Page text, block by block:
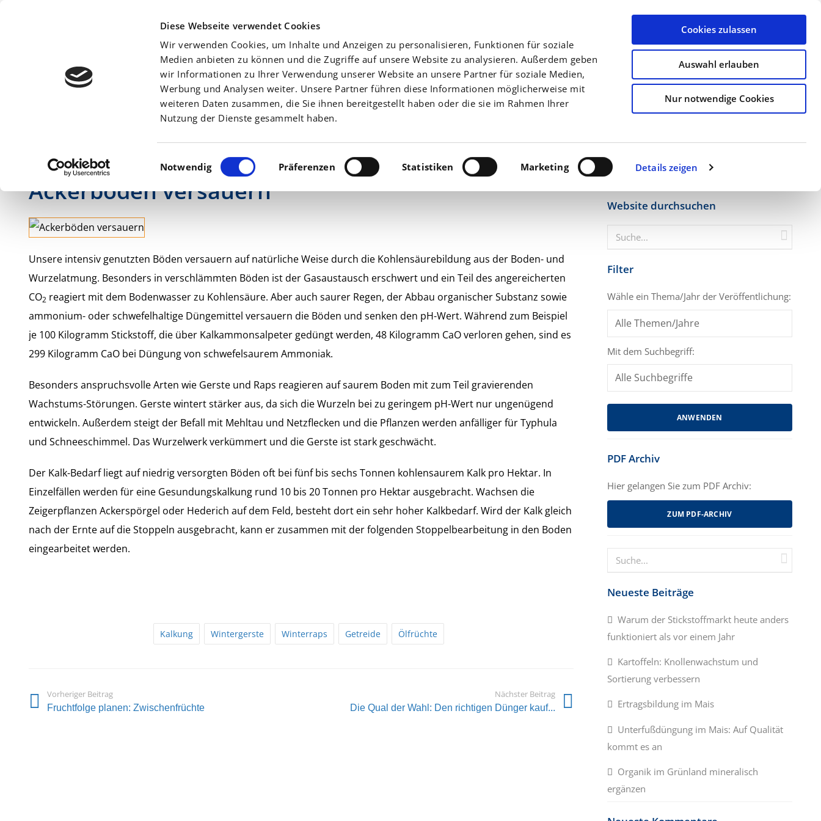
Diese Webseite verwendet Cookies
Wir verwenden Cookies, um Inhalte und Anzeigen zu personalisieren, Funktionen für soziale
Medien anbieten zu können und die Zugriffe auf unsere Website zu analysieren. Außerdem geben
wir Informationen zu Ihrer Verwendung unserer Website an unsere Partner für soziale Medien,
Werbung und Analysen weiter. Unsere Partner führen diese Informationen möglicherweise mit
weiteren Daten zusammen, die Sie ihnen bereitgestellt haben oder die sie im Rahmen Ihrer
Nutzung der Dienste gesammelt haben.
Einwilligungsauswahl
Notwendig Präferenzen Statistiken Marketing Details zeigen
Cookies zulassen
Auswahl erlauben
Nur notwendige Cookies
Ansprechpartner Über uns Termine
Aktuell Nährstoffe Düngung Kulturen Precision Farming
29. Juli 2015 Startseite Gerste braucht Kalk: Ackerböde...
Ackerböden versauern
Unsere intensiv genutzten Böden versauern auf natürliche Weise durch die Kohlensäurebildung aus der Boden- und
Wurzelatmung. Besonders in verschlämmten Böden ist der Gasaustausch erschwert und ein Teil des angereicherten
CO2 reagiert mit dem Bodenwasser zu Kohlensäure. Aber auch saurer Regen, der Abbau organischer Substanz sowie
ammonium- oder schwefelhaltige Düngemittel versauern die Böden und senken den pH-Wert. Während zum Beispiel
je 100 Kilogramm Stickstoff, die über Kalkammonsalpeter gedüngt werden, 48 Kilogramm CaO verloren gehen, sind es
299 Kilogramm CaO bei Düngung von schwefelsaurem Ammoniak.
Besonders anspruchsvolle Arten wie Gerste und Raps reagieren auf saurem Boden mit zum Teil gravierenden
Wachstums-Störungen. Gerste wintert stärker aus, da sich die Wurzeln bei zu geringem pH-Wert nur ungenügend
entwickeln. Außerdem steigt der Befall mit Mehltau und Netzflecken und die Pflanzen werden anfälliger für Typhula
und Schneeschimmel. Das Wurzelwerk verkümmert und die Gerste ist stark geschwächt.
Der Kalk-Bedarf liegt auf niedrig versorgten Böden oft bei fünf bis sechs Tonnen kohlensaurem Kalk pro Hektar. In
Einzelfällen werden für eine Gesundungskalkung rund 10 bis 20 Tonnen pro Hektar ausgebracht. Wachsen die
Zeigerpflanzen Ackerspörgel oder Hederich auf dem Feld, besteht dort ein sehr hoher Kalkbedarf. Wird der Kalk gleich
nach der Ernte auf die Stoppeln ausgebracht, kann er zusammen mit der folgenden Stoppelbearbeitung in den Boden
eingearbeitet werden.
Kalkung Wintergerste Winterraps Getreide Ölfrüchte
Vorheriger Beitrag
Fruchtfolge planen: Zwischenfrüchte
Nächster Beitrag
Die Qual der Wahl: Den richtigen Dünger kauf...
Website durchsuchen
Filter
Wähle ein Thema/Jahr der Veröffentlichung:
Mit dem Suchbegriff:
PDF Archiv
Hier gelangen Sie zum PDF Archiv:
ZUM PDF-ARCHIV
Neueste Beiträge
Warum der Stickstoffmarkt heute anders
funktioniert als vor einem Jahr
Kartoffeln: Knollenwachstum und
Sortierung verbessern
Ertragsbildung im Mais
Unterfußdüngung im Mais: Auf Qualität
kommt es an
Organik im Grünland mineralisch
ergänzen